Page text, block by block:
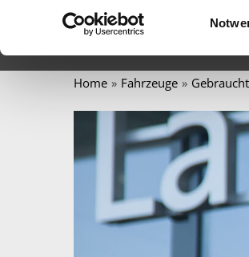
Home Fahrzeuge